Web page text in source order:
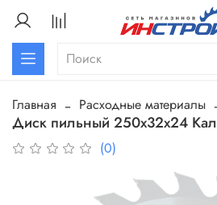
Главная Расходные материалы
Диск пильный 250х32х24
(0)